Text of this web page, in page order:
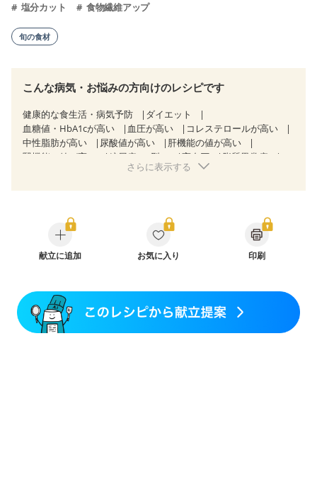
塩分カット 食物繊維アップ
旬の食材
こんな病気・お悩みの方向けのレシピです
健康的な食生活・病気予防
ダイエット
血糖値・HbA1cが高い
血圧が高い
コレステロールが高い
中性脂肪が高い
尿酸値が高い
肝機能の値が高い
腎機能の値が高い
糖尿病（2型） 高血圧
脂質異常症
狭心症 心筋梗塞
糖尿病性腎症（第１期）
糖尿病性腎症（第２期）
糖尿病性腎症（第３期）
CKD（ステージ１）
CKD（ステージ２）
CKD（ステージ３b）
乳がん治療を終えた方・経過観察中の方など
妊婦健診・体重増加が気になる（初期）
妊婦健診・血圧が気になる（初期）
さらに表示する
献立に追加 お気に入り 印刷